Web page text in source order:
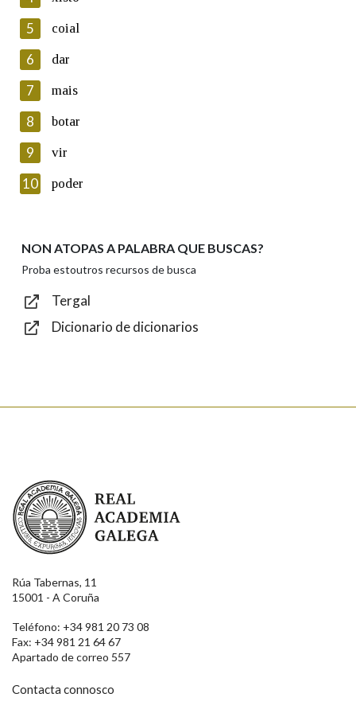
Lin e acepto as condicións da política de
Introduce o código que aparece na imaxe:
Texto de verificación
Enviar
5 coial
6 dar
7 mais
8 botar
9 vir
10 poder
NON ATOPAS A PALABRA QUE BUSCAS?
Proba estoutros recursos de busca
Tergal
Dicionario de dicionarios
Real Academia Galega
Rúa Tabernas, 11
15001 - A Coruña
Teléfono: +34 981 20 73 08
Fax: +34 981 21 64 67
Apartado de correo 557
Contacta connosco